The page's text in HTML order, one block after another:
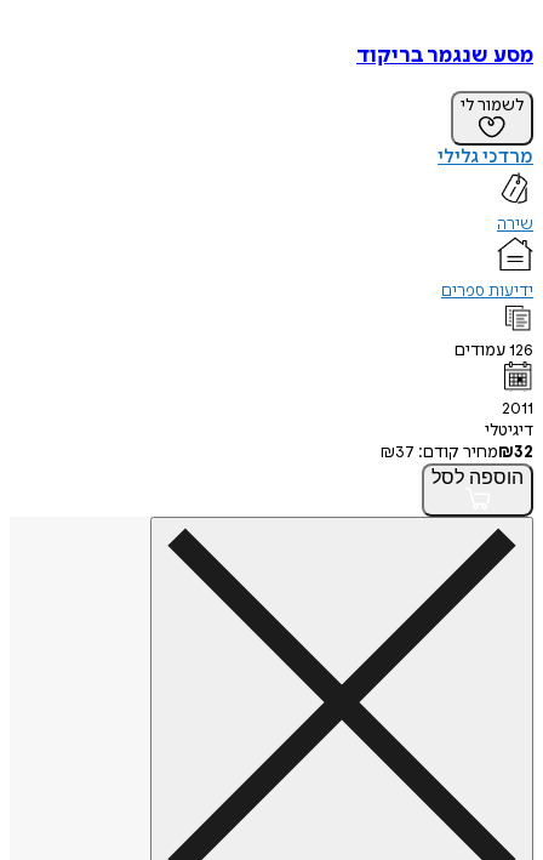
מסע שנגמר בריקוד
לשמור לי
מרדכי גלילי
שירה
ידיעות ספרים
126עמודים
2011
דיגיטלי
₪32 מחיר קודם: ₪37
הוספה לסל